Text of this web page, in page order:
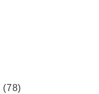
(78)